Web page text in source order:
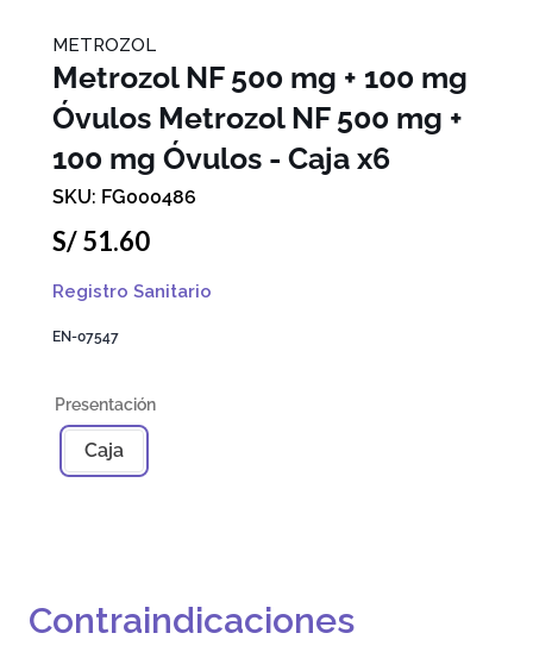
METROZOL
Metrozol NF 500 mg + 100 mg
Óvulos Metrozol NF 500 mg +
100 mg Óvulos - Caja x6
FG000486
S/51.60
Registro Sanitario
EN-07547
Caja
Contraindicaciones